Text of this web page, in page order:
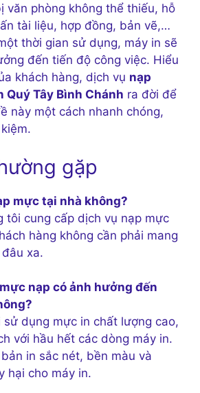
văn phòng không thể thiếu, hỗ
tài liệu, hợp đồng, bản vẽ,…
thời gian sử dụng, máy in sẽ
đến tiến độ công việc. Hiểu
khách hàng, dịch vụ nạp
Quý Tây Bình Chánh ra đời để
này một cách nhanh chóng,
gặp
mực tại nhà không?
tôi cung cấp dịch vụ nạp mực
hàng không cần phải mang
xa.
nạp có ảnh hưởng đến
sử dụng mực in chất lượng cao,
với hầu hết các dòng máy in.
in sắc nét, bền màu và
hại cho máy in.